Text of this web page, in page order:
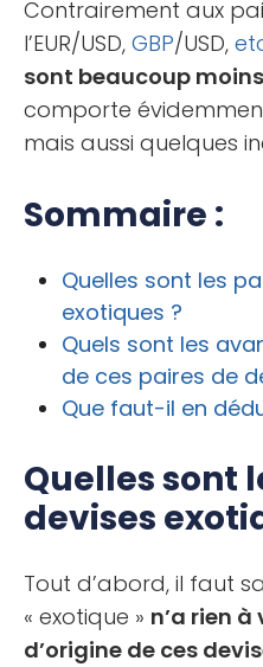
Contrairement aux
l’EUR/USD, GBP/USD,
sont beaucoup
comporte
mais aussi quelques
Sommaire :
Quelles sont les
exotiques ?
Quels sont les
de ces paires de
Que faut-il en
Quelles sont
devises
Tout d’abord, il faut
« exotique » n’a rien
d’origine de ces